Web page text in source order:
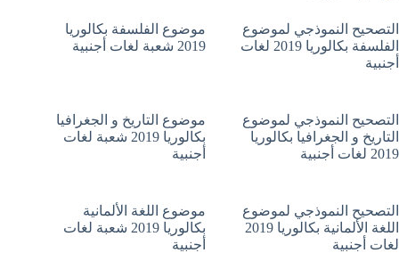
التصحيح النموذجي لموضوع
الفلسفة بكالوريا 2019 لغات
أجنبية
موضوع الفلسفة بكالوريا
2019 شعبة لغات أجنبية
التصحيح النموذجي لموضوع
التاريخ و الجغرافيا بكالوريا
2019 لغات أجنبية
موضوع التاريخ و الجغرافيا
بكالوريا 2019 شعبة لغات
أجنبية
التصحيح النموذجي لموضوع
اللغة الألمانية بكالوريا 2019
لغات أجنبية
موضوع اللغة الألمانية
بكالوريا 2019 شعبة لغات
أجنبية